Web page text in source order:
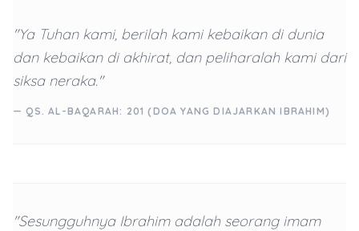
"Ya Tuhan kami, berilah kami kebaikan di dunia
dan kebaikan di akhirat, dan peliharalah kami dari
siksa neraka."
— QS. AL-BAQARAH: 201 (DOA YANG DIAJARKAN IBRAHIM)
"Sesungguhnya Ibrahim adalah seorang imam